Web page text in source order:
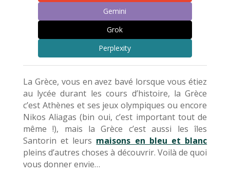
Gemini
Grok
Perplexity
La Grèce, vous en avez bavé lorsque vous étiez
au lycée durant les cours d’histoire, la Grèce
c’est Athènes et ses jeux olympiques ou encore
Nikos Aliagas (bin oui, c’est important tout de
même !), mais la Grèce c’est aussi les îles
Santorin et leurs maisons en bleu et blanc
pleins d’autres choses à découvrir. Voilà de quoi
vous donner envie…